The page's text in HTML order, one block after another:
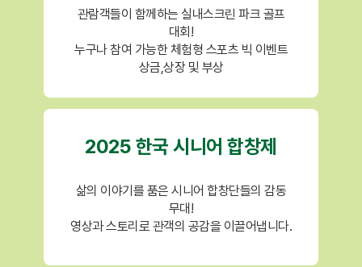
관람객들이 함께하는 실내스크린 파크 골프
대회!
누구나 참여 가능한 체험형 스포츠 빅 이벤트
상금,상장 및 부상
2025 한국 시니어 합창제
삶의 이야기를 품은 시니어 합창단들의 감동
무대!
영상과 스토리로 관객의 공감을 이끌어냅니다.